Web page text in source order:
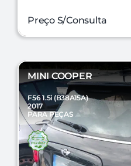
Preço S/Consulta
MINI COOPER
F56 1.5i (B38A15A)
2017
PARA PEÇAS